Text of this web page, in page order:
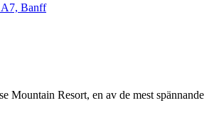
Banff
Mountain Resort, en av de mest spännande